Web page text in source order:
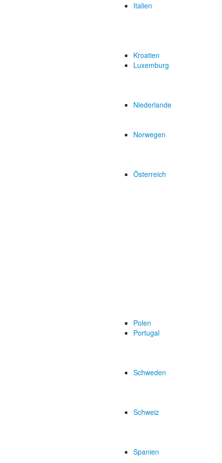
Italien
Kroatien
Luxemburg
Niederlande
Norwegen
Österreich
Polen
Portugal
Schweden
Schweiz
Spanien